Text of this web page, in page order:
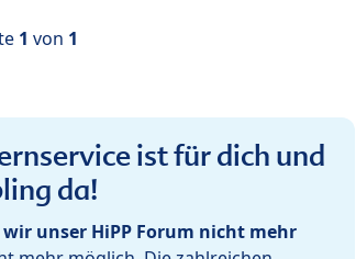
1 von 1
ist für dich und
da!
unser HiPP Forum nicht mehr